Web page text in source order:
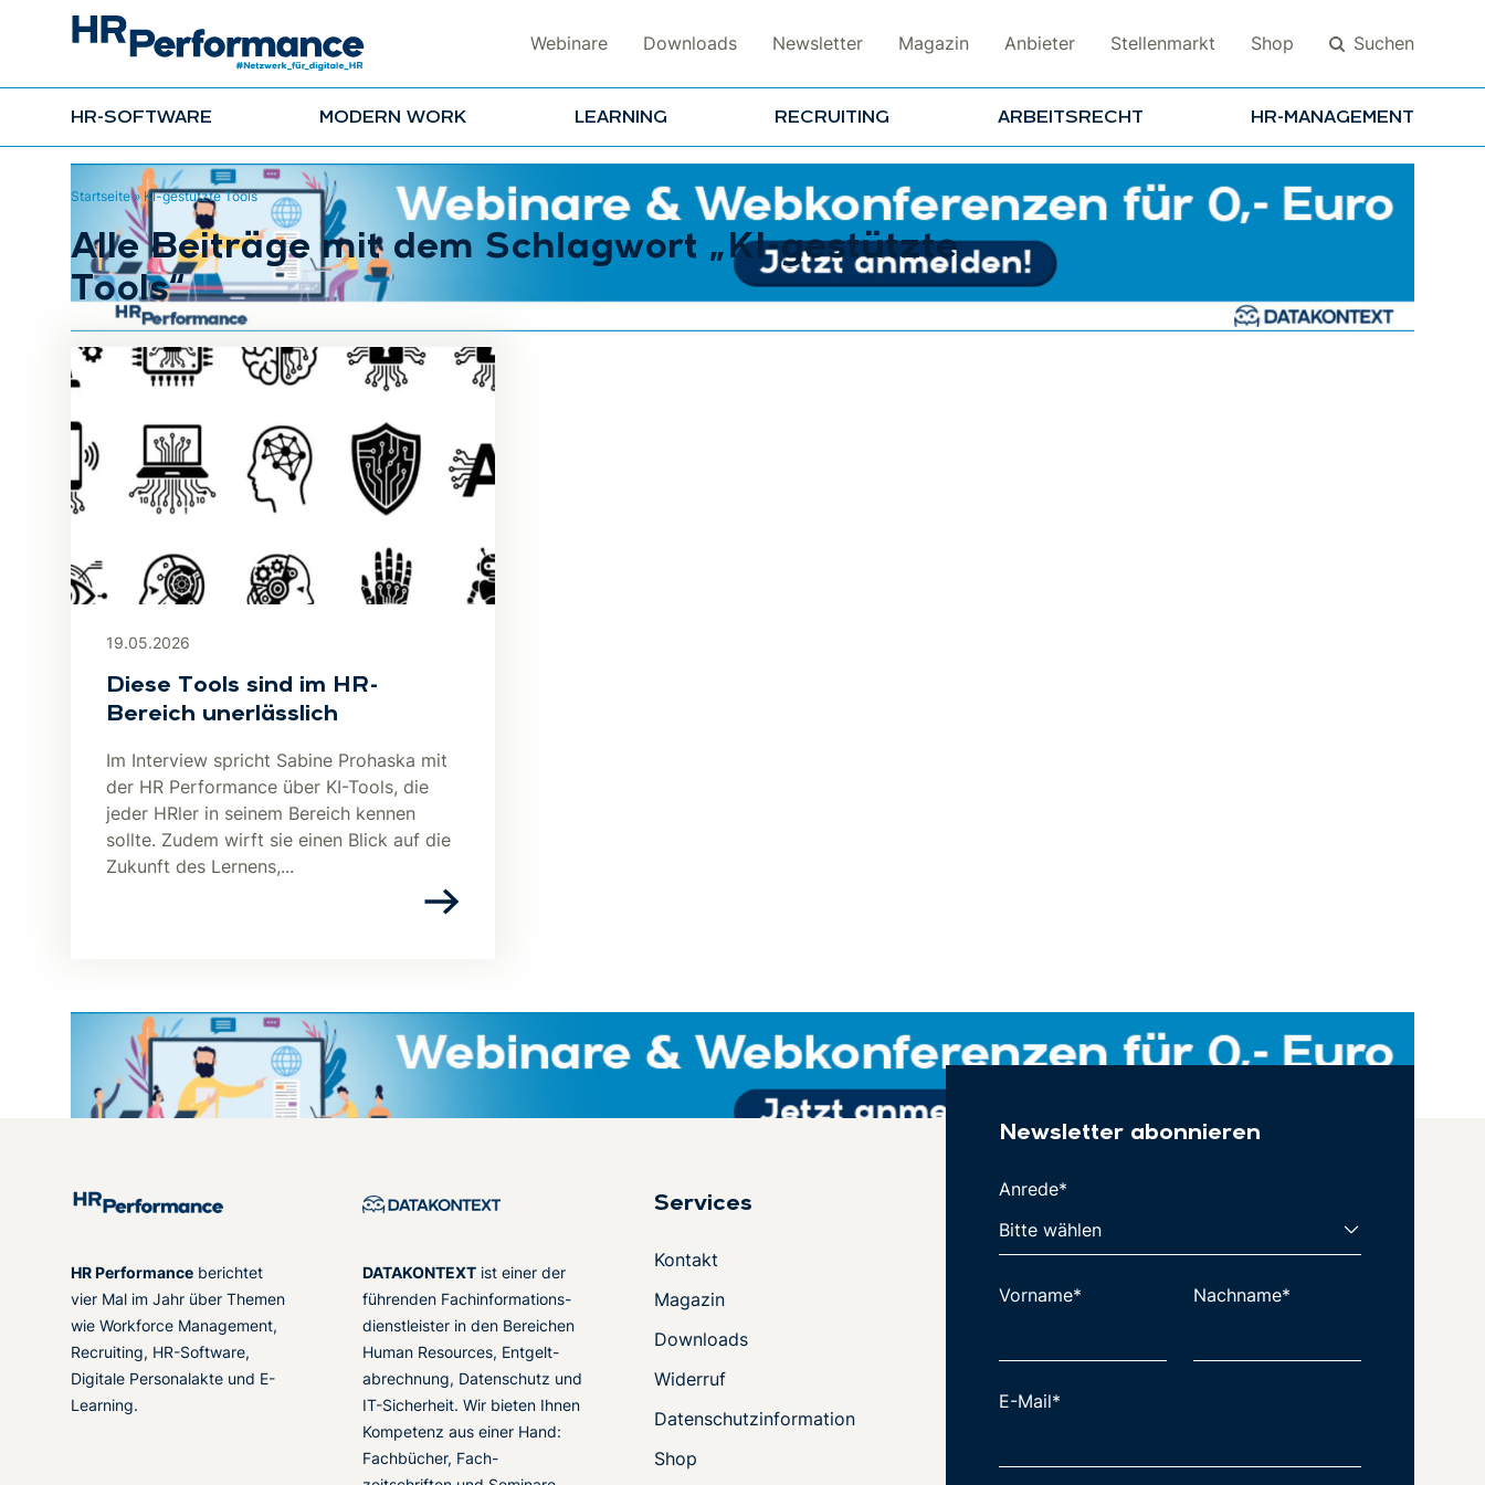
Webinare Downloads Newsletter Magazin Anbieter Stellenmarkt Shop Suchen
HR-SOFTWARE MODERN WORK LEARNING RECRUITING ARBEITSRECHT HR-MANAGEMENT
Suchen
Startseite»KI-gestützte Tools
Alle Beiträge mit dem Schlagwort „KI-gestützte
Tools“
19.05.2026
Diese Tools sind im HR-
Bereich unerlässlich
Im Interview spricht Sabine Prohaska mit
der HR Performance über KI-Tools, die
jeder HRler in seinem Bereich kennen
sollte. Zudem wirft sie einen Blick auf die
Zukunft des Lernens,...
HR Performance berichtet
vier Mal im Jahr über Themen
wie Workforce Management,
Recruiting, HR-Software,
Digitale Personalakte und E-
Learning.
DATAKONTEXT ist einer der
führenden Fachinformations-
dienstleister in den Bereichen
Human Resources, Entgelt-
abrechnung, Datenschutz und
IT-Sicherheit. Wir bieten Ihnen
Kompetenz aus einer Hand:
Fachbücher, Fach-
Services
Kontakt
Magazin
Downloads
Widerruf
Datenschutzinformation
Shop
Newsletter abonnieren
Anrede*
Vorname* Nachname*
E-Mail*